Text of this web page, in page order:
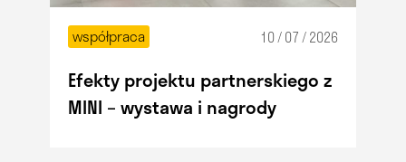
współpraca 10 / 07 / 2026
Efekty projektu partnerskiego z
MINI – wystawa i nagrody